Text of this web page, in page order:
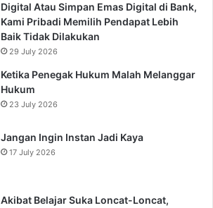
Digital Atau Simpan Emas Digital di Bank,
Kami Pribadi Memilih Pendapat Lebih
Baik Tidak Dilakukan
29 July 2026
Ketika Penegak Hukum Malah Melanggar
Hukum
23 July 2026
Jangan Ingin Instan Jadi Kaya
17 July 2026
Akibat Belajar Suka Loncat-Loncat,